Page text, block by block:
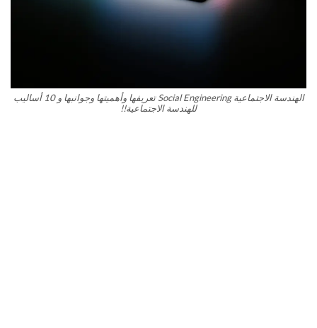
الهندسة الاجتماعية Social Engineering تعريفها وأهميتها وجوانبها و 10 أساليب
للهندسة الاجتماعية!!